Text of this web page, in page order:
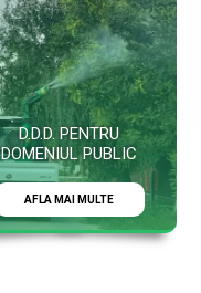
AFLA MAI MULTE
D.D.D. PENTRU
DOMENIUL PUBLIC